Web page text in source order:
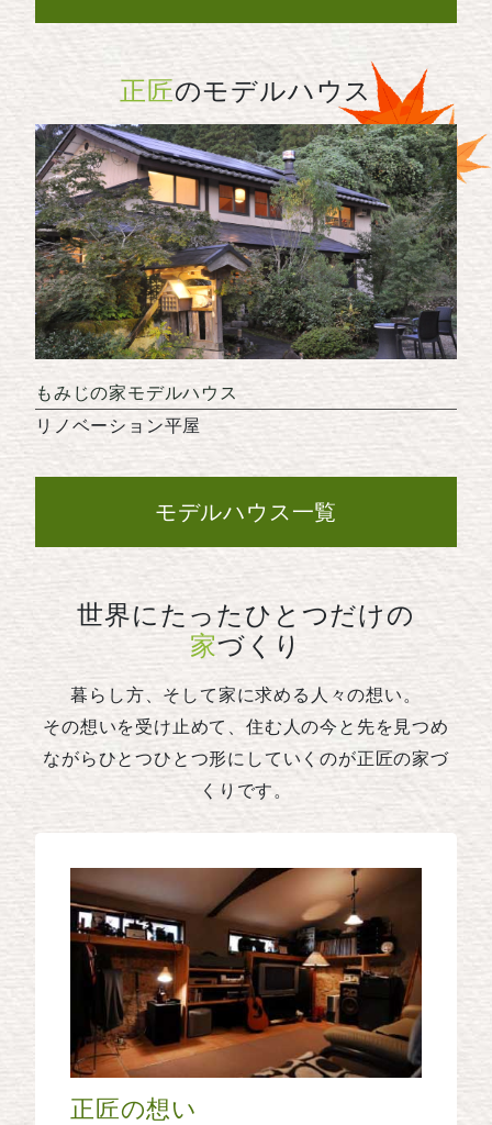
正匠のモデルハウス
もみじの家モデルハウス
リノベーション平屋
モデルハウス一覧
世界にたったひとつだけの
家づくり
暮らし方、そして家に求める人々の想い。
その想いを受け止めて、住む人の今と先を見つめ
ながらひとつひとつ形にしていくのが正匠の家づ
くりです。
正匠の想い